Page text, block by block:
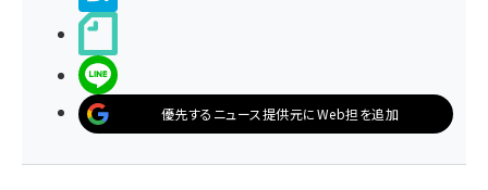
優先するニュース提供元にWeb担を追加